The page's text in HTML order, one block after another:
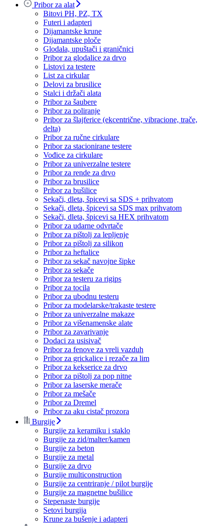
Pribor za alat
Bitovi PH, PZ, TX
Futeri i adapteri
Dijamantske krune
Dijamantske ploče
Glodala, upuštači i graničnici
Pribor za glodalice za drvo
Listovi za testere
List za cirkular
Delovi za brusilice
Stalci i držači alata
Pribor za šaubere
Pribor za poliranje
Pribor za šlajferice (ekcentrične, vibracione, trače,
delta)
Pribor za ručne cirkulare
Pribor za stacionirane testere
Vođice za cirkulare
Pribor za univerzalne testere
Pribor za rende za drvo
Pribor za brusilice
Pribor za bušilice
Sekači, dleta, špicevi sa SDS + prihvatom
Sekači, dleta, špicevi sa SDS max prihvatom
Sekači, dleta, špicevi sa HEX prihvatom
Pribor za udarne odvrtače
Pribor za pištolj za lepljenje
Pribor za pištolj za silikon
Pribor za heftalice
Pribor za sekač navojne šipke
Pribor za sekače
Pribor za testeru za rigips
Pribor za tocila
Pribor za ubodnu testeru
Pribor za modelarske/trakaste testere
Pribor za univerzalne makaze
Pribor za višenamenske alate
Pribor za zavarivanje
Dodaci za usisivač
Pribor za fenove za vreli vazduh
Pribor za grickalice i rezače za lim
Pribor za kekserice za drvo
Pribor za pištolj za pop nitne
Pribor za laserske merače
Pribor za mešače
Pribor za Dremel
Pribor za aku cistač prozora
Burgije
Burgije za keramiku i staklo
Burgije za zid/malter/kamen
Burgije za beton
Burgije za metal
Burgije za drvo
Burgije multiconstruction
Burgije za centriranje / pilot burgije
Burgije za magnetne bušilice
Stepenaste burgije
Setovi burgija
Krune za bušenje i adapteri